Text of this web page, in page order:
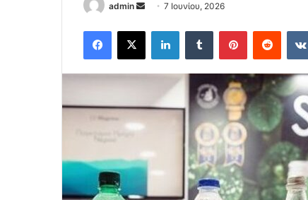
admin
Send
email
7 Ιουνίου, 2026
Facebook
X LinkedInTumblr PinterestReddit